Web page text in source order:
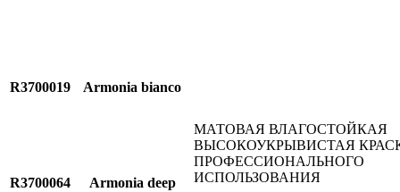
МАТОВАЯ ВЛАГОСТОЙКАЯ
ВЫСОКОУКРЫВИСТАЯ
ПРОФЕССИОНАЛЬНОГО
ИСПОЛЬЗОВАНИЯ
R3700019 Armonia bianco
R3700064 Armonia deep